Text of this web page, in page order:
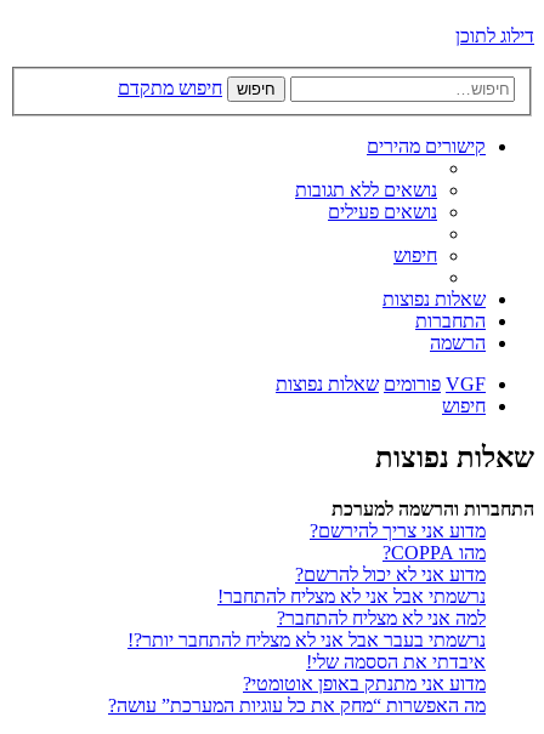
דילוג לתוכן
חיפוש חיפוש מתקדם
קישורים מהירים
נושאים ללא תגובות
נושאים פעילים
חיפוש
שאלות נפוצות
התחברות
הרשמה
VGF פורומים שאלות נפוצות
חיפוש
שאלות נפוצות
התחברות והרשמה למערכת
מדוע אני צריך להירשם?
מהו COPPA?
מדוע אני לא יכול להרשם?
נרשמתי אבל אני לא מצליח להתחבר!
למה אני לא מצליח להתחבר?
נרשמתי בעבר אבל אני לא מצליח להתחבר יותר?!
איבדתי את הססמה שלי!
מדוע אני מתנתק באופן אוטומטי?
מה האפשרות “מחק את כל עוגיות המערכת” עושה?